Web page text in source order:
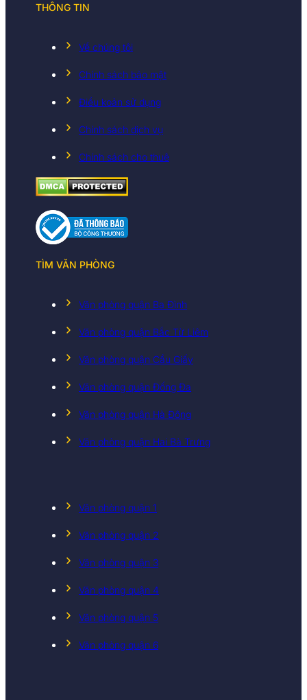
THÔNG TIN
Về chúng tôi
Chính sách bảo mật
Điều koản sử dụng
Chính sách dịch vụ
Chính sách cho thuê
TÌM VĂN PHÒNG
Văn phòng quận Ba Đình
Văn phòng quận Bắc Từ Liêm
Văn phòng quận Cầu Giấy
Văn phòng quận Đống Đa
Văn phòng quận Hà Đông
Văn phòng quận Hai Bà Trưng
Văn phòng quận 1
Văn phòng quận 2
Văn phòng quận 3
Văn phòng quận 4
Văn phòng quận 5
Văn phòng quận 6